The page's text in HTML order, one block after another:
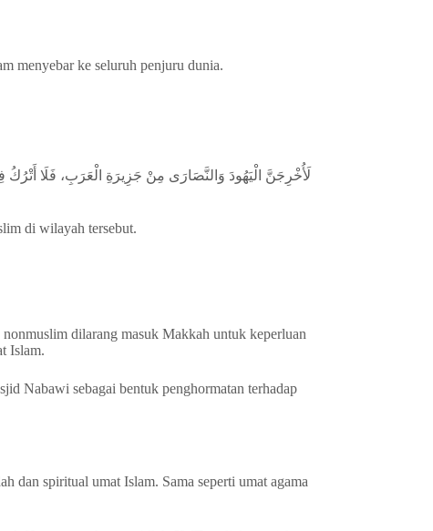
menyebar ke seluruh penjuru dunia.
لَأُخْرِجَنَّ الْيَهُودَ وَالنَّصَارَى مِنْ جَزِيرَةِ الْعَرَبِ، فَلَا أَتْرُكُ
di wilayah tersebut.
dilarang masuk Makkah untuk keperluan
Islam.
Nabawi sebagai bentuk penghormatan terhadap
dan spiritual umat Islam. Sama seperti umat agama